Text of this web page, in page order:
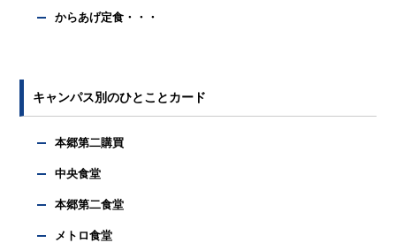
からあげ定食・・・
キャンパス別のひとことカード
本郷第二購買
中央食堂
本郷第二食堂
メトロ食堂